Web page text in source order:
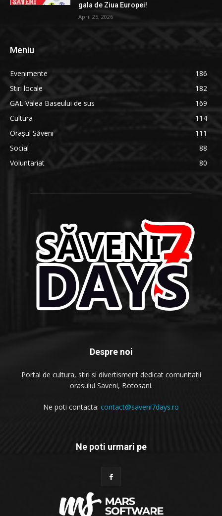
gala de Ziua Europei!
April 25, 2026
Meniu
Evenimente
186
Stiri locale
182
GAL Valea Baseului de sus
169
Cultura
114
Orașul Săveni
111
Social
88
Voluntariat
80
Despre noi
Portal de cultura, stiri si divertisment dedicat comunitatii
orasului Saveni, Botosani.
Ne poti contacta: contact@saveni7days.ro
Ne poti urmari pe